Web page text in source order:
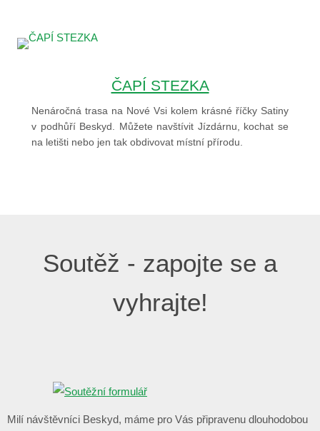
ČAPÍ STEZKA
Nenáročná trasa na Nové Vsi kolem krásné říčky Satiny
v podhůří Beskyd. Můžete navštívit Jízdárnu, kochat se
na letišti nebo jen tak obdivovat místní přírodu.
Soutěž - zapojte se a
vyhrajte!
Milí návštěvníci Beskyd, máme pro Vás připravenu dlouhodobou